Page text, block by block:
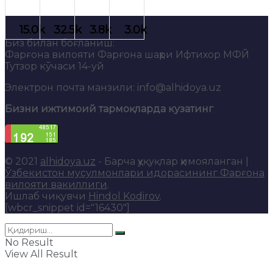
Биз билан боғланиш:
Фарғона вилояти Фарғона шаҳри Ифтихор МФЙ
Тутзор кўчаси 14-уй
Электрон почта манзили: info@alhidoya.uz
Бизни ижтимоий тармоқларда кузатинг
© 2021 alhidoya.uz - Барча ҳуқуқлар ҳимояланган |
Ўзбекистон мусулмонлари идорасининг Фарғона
вилояти вакиллиги.
Ишлаб чиқувчи Hindol Kodirov.
[wbcr_snippet id="16430"]
No Result
View All Result